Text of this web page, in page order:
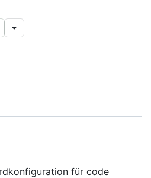
für code